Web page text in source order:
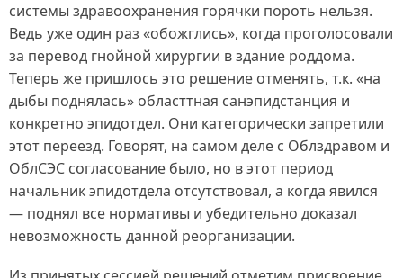
системы здравоохранения горячки пороть нельзя.
Ведь уже один раз «обожглись», когда проголосовали
за перевод гнойной хирургии в здание роддома.
Теперь же пришлось это решение отменять, т.к. «на
дыбы поднялась» областтная санэпидстанция и
конкретно эпидотдел. Они категорически запретили
этот переезд. Говорят, на самом деле с Облздравом и
ОблСЭС согласование было, но в этот период
начальник эпидотдела отсутствовал, а когда явился
— поднял все нормативы и убедительно доказал
невозможность данной реорганизации.